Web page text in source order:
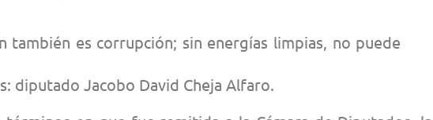
también es corrupción; sin energías limpias, no puede
diputado Jacobo David Cheja Alfaro.